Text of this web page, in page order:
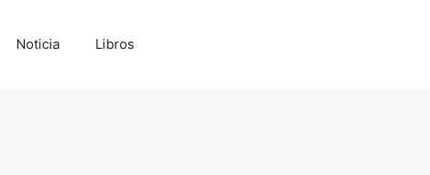
Noticia Libros